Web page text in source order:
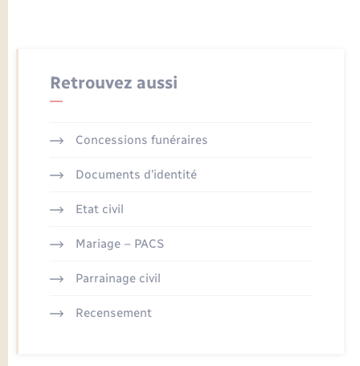
Retrouvez aussi
Concessions funéraires
Documents d’identité
Etat civil
Mariage – PACS
Parrainage civil
Recensement